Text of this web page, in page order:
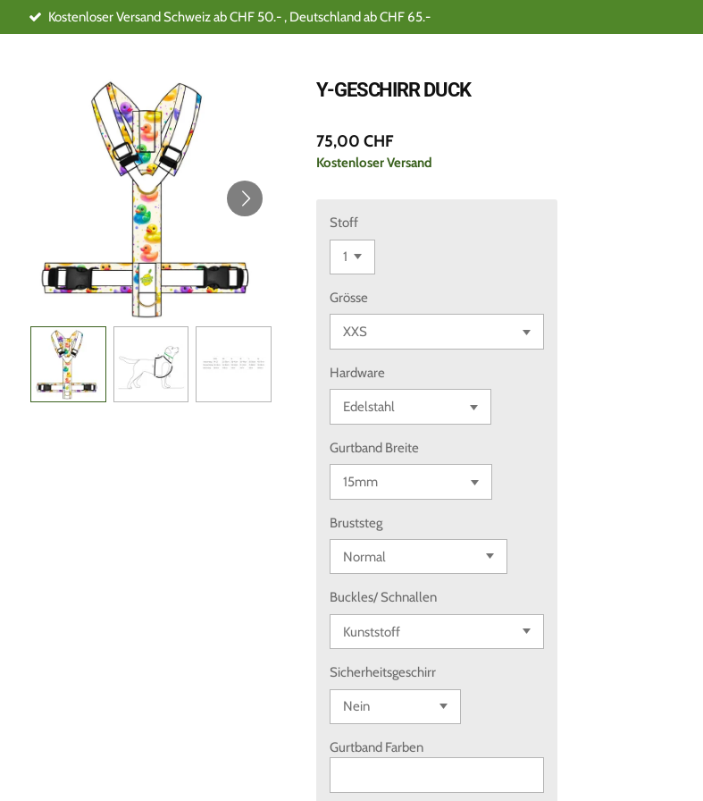
Kostenloser Versand Schweiz ab CHF 50.- , Deutschland ab CHF 65.-
Y-GESCHIRR DUCK
75,00 CHF
Kostenloser Versand
Stoff
Grösse
Hardware
Gurtband Breite
Bruststeg
Buckles/ Schnallen
Sicherheitsgeschirr
Gurtband Farben